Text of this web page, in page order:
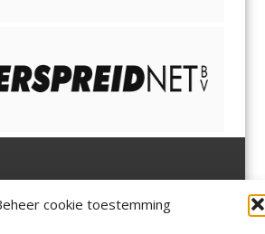
cookie toestemming
Velserbroek,Velsen-Zuid,